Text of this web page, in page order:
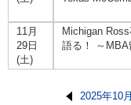
11月
29日
(土)
Michigan
語る！ ～MBA
2025年10月